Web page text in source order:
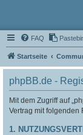
FAQ
Startseite
phpBB.de -
Mit dem Zugriff auf
Vertrag mit
1.